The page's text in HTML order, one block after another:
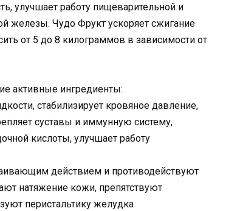
улучшает работу пищеварительной и
железы. Чудо Фрукт ускоряет сжигание
от 5 до 8 килограммов в зависимости от
активные ингредиенты:
стабилизирует кровяное давление,
суставы и иммунную систему,
кислоты, улучшает работу
действием и противодействуют
натяжение кожи, препятствуют
перистальтику желудка